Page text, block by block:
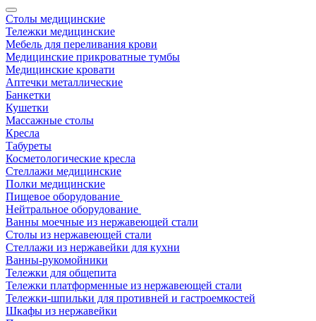
Столы медицинские
Тележки медицинские
Мебель для переливания крови
Медицинские прикроватные тумбы
Медицинские кровати
Аптечки металлические
Банкетки
Кушетки
Массажные столы
Кресла
Табуреты
Косметологические кресла
Стеллажи медицинские
Полки медицинские
Пищевое оборудование
Нейтральное оборудование
Ванны моечные из нержавеющей стали
Столы из нержавеющей стали
Стеллажи из нержавейки для кухни
Ванны-рукомойники
Тележки для общепита
Тележки платформенные из нержавеющей стали
Тележки-шпильки для противней и гастроемкостей
Шкафы из нержавейки